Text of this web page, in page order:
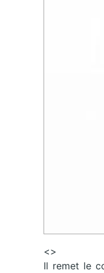
<>
Il remet le